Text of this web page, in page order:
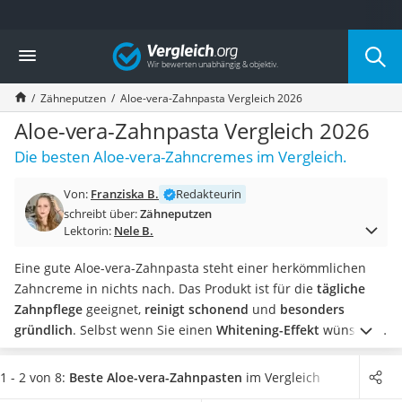
Die beliebtesten Vergleiche nach Kategorie
Drogerie
Inhalator
Haarschneider
Rollator
Braun Rasierer
Katzenklappe (Chip)
Masturbator
Massagepistole
Reisehaartrockner
Eiweißpulver
Magnesiumpräparat
Katzenklappe
Nackenmassagegerät
Zeckenschutz Katze
Vergleich
Zähneputzen Aloe-vera-Zahnpasta Vergleich 2026
Aloe-vera-Zahnpasta Vergleich 2026
Die besten Aloe-vera-Zahncremes im Vergleich.
Von: Franziska B.
Redakteurin
schreibt über:Zähneputzen
Lektorin: Nele B.
Eine gute Aloe-vera-Zahnpasta steht einer herkömmlichen
Zahncreme in nichts nach. Das Produkt ist für die tägliche
Zahnpflege geeignet, reinigt schonend und besonders
gründlich. Selbst wenn Sie einen Whitening-Effekt wünschen,
lässt sich auf eine Aloe-vera-Zahncreme zurückgreifen.
Verschiedene Tests im Internet konzentrieren sich auf Aloe-
1 - 2 von 8: Beste Aloe-vera-Zahnpasten im Vergleich